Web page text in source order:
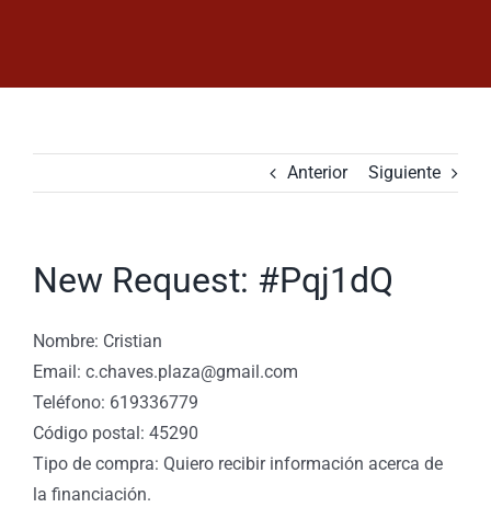
Anterior Siguiente
New Request: #Pqj1dQ
Nombre: Cristian
Email: c.chaves.plaza@gmail.com
Teléfono: 619336779
Código postal: 45290
Tipo de compra: Quiero recibir información acerca de
la financiación.